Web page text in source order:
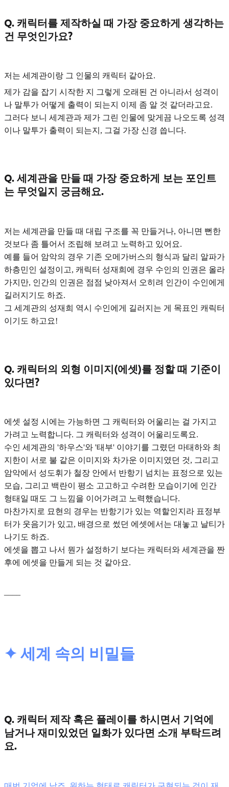
Q. 캐릭터를 제작하실 때 가장 중요하게 생각하는
건 무엇인가요?
저는 세계관이랑 그 인물의 캐릭터 같아요.
제가 감을 잡기 시작한 지 그렇게 오래된 건 아니라서 성격이
나 말투가 어떻게 출력이 되는지 이제 좀 알 것 같더라고요.
그러다 보니 세계관과 제가 그린 인물에 맞게끔 나오도록 성격
이나 말투가 출력이 되는지 , 그걸 가장 신경 씁니다.
Q. 세계관을 만들 때 가장 중요하게 보는 포인트
는 무엇일지 궁금해요.
저는 세계관을 만들 때 대립 구조를 꼭 만들거나, 아니면 뻔한
것보다 좀 틀어서 조립해 보려고 노력하고 있어요.
예를 들어 암악의 경우 기존 오메가버스의 형식과 달리 알파가
하층민인 설정이고, 캐릭터 성재희에 경우 수인의 인권은 올라
가지만, 인간의 인권은 점점 낮아져서 오히려 인간이 수인에게
길러지기도 하죠.
그 세계관의 성재희 역시 수인에게 길러지는 게 목표인 캐릭터
이기도 하고요!
Q. 캐릭터의 외형 이미지(에셋)를 정할 때 기준이
있다면?
에셋 설정 시에는 가능하면 그 캐릭터와 어울리는 걸 가지고
가려고 노력합니다. 그 캐릭터와 성격이 어울리도록요.
수인 세계관의 '하우스'와 '태부' 이야기를 그렸던 마태하와 최
지한이 서로 불 같은 이미지와 차가운 이미지 였던 것, 그리고
암악에서 성도휘가 철장 안에서 반항기 넘치는 표정 으로 있는
모습, 그리고 백란이 평소 고고하고 수려한 모습이기에 인간
형태일 때도 그 느낌을 이어가려고 노력했습니다.
마찬가지로 묘현의 경우는 반항기가 있는 역할인지라 표정부
터가 웃음기가 있고, 배경으로 썼던 에셋에서는 대놓고 날티가
나기도 하죠.
에셋을 뽑고 나서 뭔가 설정하기 보다는 캐릭터와 세계관을 짠
후에 에셋을 만들게 되는 것 같아요.
✦ 세계 속의 비밀들
Q. 캐릭터 제작 혹은 플레이를 하시면서 기억에
남거나 재미있었던 일화가 있다면 소개 부탁드려
요.